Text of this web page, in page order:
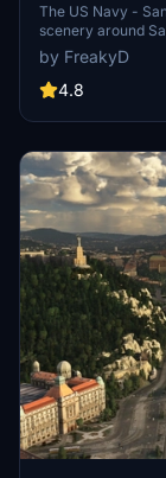
The US Navy -
scenery around
a variety of
compatibility with
include detailed
attack
pads for
by FreakyD
4.8